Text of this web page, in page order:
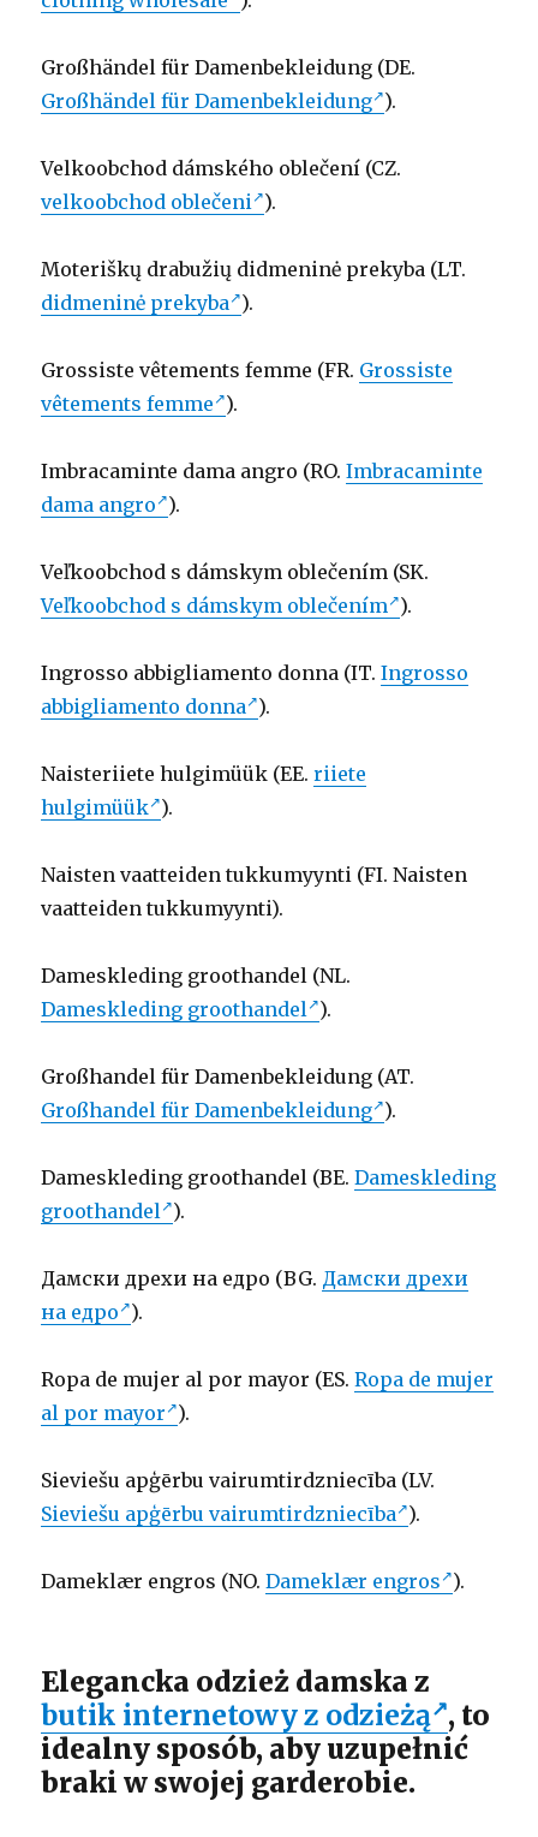
Großhändel für Damenbekleidung (DE.
Großhändel für Damenbekleidung ).
Velkoobchod dámského oblečení (CZ.
velkoobchod oblečeni ).
Moteriškų drabužių didmeninė prekyba (LT.
didmeninė prekyba ).
Grossiste vêtements femme (FR. Grossiste
vêtements femme ).
Imbracaminte dama angro (RO.Imbracaminte
dama angro ).
Veľkoobchod s dámskym oblečením (SK.
Veľkoobchod s dámskym oblečením ).
Ingrosso abbigliamento donna (IT.Ingrosso
abbigliamento donna ).
Naisteriiete hulgimüük (EE.riiete
hulgimüük ).
Naisten vaatteiden tukkumyynti (FI. Naisten
vaatteiden tukkumyynti).
Dameskleding groothandel (NL.
Dameskleding groothandel ).
Großhandel für Damenbekleidung (AT.
Großhandel für Damenbekleidung ).
Dameskleding groothandel (BE.Dameskleding
groothandel ).
Дамски дрехи на едро (BG. Дамски дрехи
на едро ).
Ropa de mujer al por mayor (ES.Ropa de mujer
al por mayor ).
Sieviešu apģērbu vairumtirdzniecība (LV.
Sieviešu apģērbu vairumtirdzniecība ).
Dameklær engros (NO.Dameklær engros ).
Elegancka odzież damska z
butik internetowy z odzieżą , to
idealny sposób, aby uzupełnić
braki w swojej garderobie.